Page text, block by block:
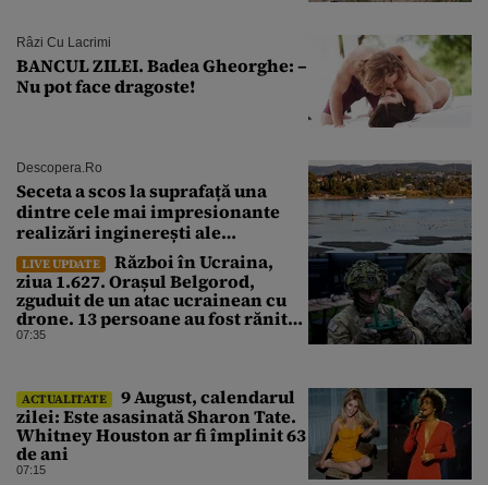
Râzi Cu Lacrimi
BANCUL ZILEI. Badea Gheorghe: –
Nu pot face dragoste!
Descopera.ro
Seceta a scos la suprafață una
dintre cele mai impresionante
realizări inginerești ale
Imperiului Roman
LIVE UPDATE
Război în Ucraina,
ziua 1.627. Orașul Belgorod,
zguduit de un atac ucrainean cu
drone. 13 persoane au fost rănite
și mai multe clădiri, incendiate
07:35
ACTUALITATE
9 August, calendarul
zilei: Este asasinată Sharon Tate.
Whitney Houston ar fi împlinit 63
de ani
07:15